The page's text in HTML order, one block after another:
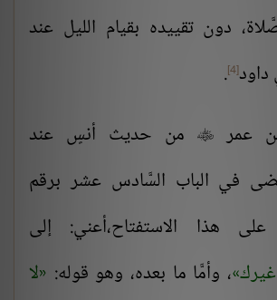
دون تقييده بقيام الليل عند
داود[4]
.
عمر 
من حديث أنسٍ عند
في الباب السَّادس عشر برقم
على هذا الاستفتاح،أعني: إلى
، وأمَّا ما بعده، وهو قوله: لا